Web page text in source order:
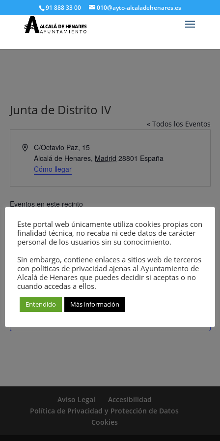
91 888 33 00 010@ayto-alcaladehenares.es
Junta de Distrito IV
« Todos los Eventos
Dirección
C/Octavio Paz, 15
Alcalá de Henares, Madrid 28801 España
Cómo llegar
Eventos en este recinto
Aviso No se ha encontrado ningún resultado.
Próximos
Selecciona
fecha.
Eventos
anterior(es)
Aviso Legal
Accesibilidad
Política de Privacidad y Protección de Datos
Cookies
Este portal web únicamente utiliza cookies propias con
finalidad técnica, no recaba ni cede datos de carácter
personal de los usuarios sin su conocimiento.
Sin embargo, contiene enlaces a sitios web de terceros
con políticas de privacidad ajenas al Ayuntamiento de
Alcalá de Henares que puedes decidir si aceptas o no
cuando accedas a ellos.
Entendido Más información